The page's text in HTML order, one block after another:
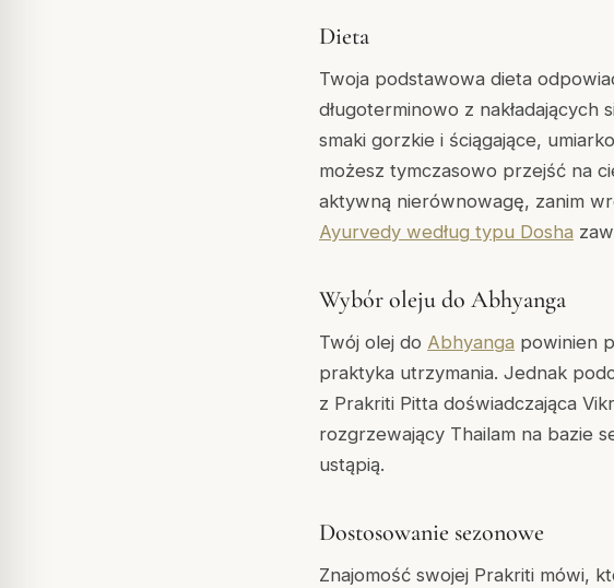
Dieta
Twoja podstawowa dieta
długoterminowo z
smaki gorzkie i ściągające,
możesz tymczasowo przejść na
aktywną nierównowagę, zanim
Ayurvedy według typu Dosha
Wybór oleju do Abhyanga
Twój olej do Abhyanga powinien
praktyka utrzymania. Jednak
z Prakriti Pitta doświadczająca
rozgrzewający Thailam na bazie
ustąpią.
Dostosowanie sezonowe
Znajomość swojej Prakriti mówi,